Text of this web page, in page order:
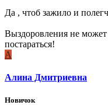
Да , чтоб зажило и
Выздоровления не
постараться!
А
Алина Дмитриевна
Новичок